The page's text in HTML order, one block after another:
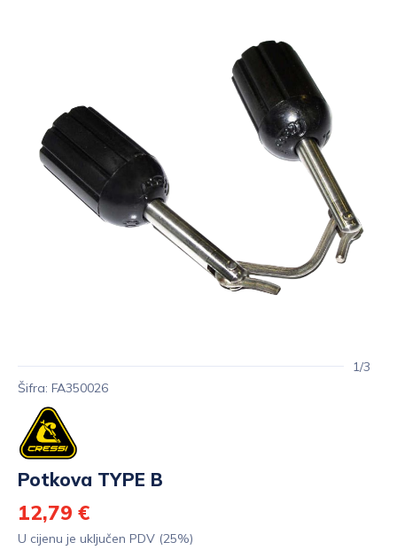
1/3
Šifra: FA350026
Potkova TYPE B
12,79 €
U cijenu je uključen PDV (25%)